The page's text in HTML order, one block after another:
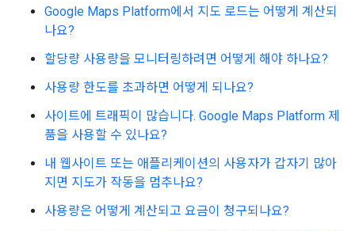
Google Maps Platform에서 지도 로드는 어떻게 계산되
나요?
할당량 사용량을 모니터링하려면 어떻게 해야 하나요?
사용량 한도를 초과하면 어떻게 되나요?
사이트에 트래픽이 많습니다. Google Maps Platform 제
품을 사용할 수 있나요?
내 웹사이트 또는 애플리케이션의 사용자가 갑자기 많아
지면 지도가 작동을 멈추나요?
사용량은 어떻게 계산되고 요금이 청구되나요?